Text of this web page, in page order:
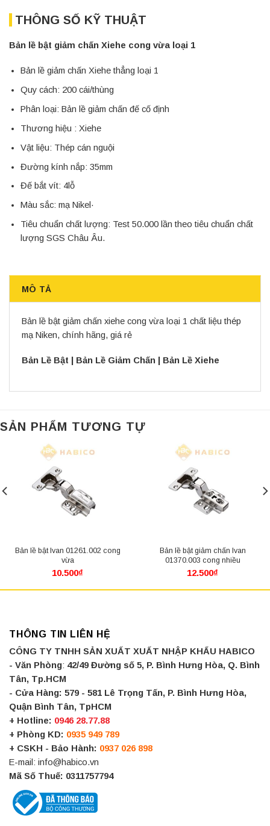
THÔNG SỐ KỸ THUẬT
Bản lề bật giảm chấn Xiehe cong vừa loại 1
Bản lề giảm chấn Xiehe thẳng loại 1
Quy cách: 200 cái/thùng
Phân loại: Bản lề giảm chấn đế cố định
Thương hiệu : Xiehe
Vật liệu: Thép cán nguội
Đường kính nắp: 35mm
Đế bắt vít: 4lỗ
Màu sắc: mạ Nikel·
Tiêu chuẩn chất lượng: Test 50.000 lần theo tiêu chuẩn chất
lượng SGS Châu Âu.
MÔ TẢ
Bản lề bật giảm chấn xiehe cong vừa loại 1 chất liệu thép
mạ Niken, chính hãng, giá rẻ
Bản Lề Bật Bản Lề Giảm Chấn Bản Lề Xiehe
SẢN PHẨM TƯƠNG TỰ
Bản lề bật Ivan 01261.002 cong
vừa
10.500₫
Bản lề bật giảm chấn Ivan
01370.003 cong nhiều
12.500₫
THÔNG TIN LIÊN HỆ
CÔNG TY TNHH SẢN XUẤT XUẤT NHẬP KHẨU HABICO
- Văn Phòng: 42/49 Đường số 5, P. Bình Hưng Hòa, Q. Bình
Tân, Tp.HCM
- Cửa Hàng: 579 - 581 Lê Trọng Tấn, P. Bình Hưng Hòa,
Quận Bình Tân, TpHCM
+ Hotline: 0946 28.77.88
+ Phòng KD: 0935 949 789
+ CSKH - Bảo Hành: 0937 026 898
E-mail: info@habico.vn
Mã Số Thuế: 0311757794